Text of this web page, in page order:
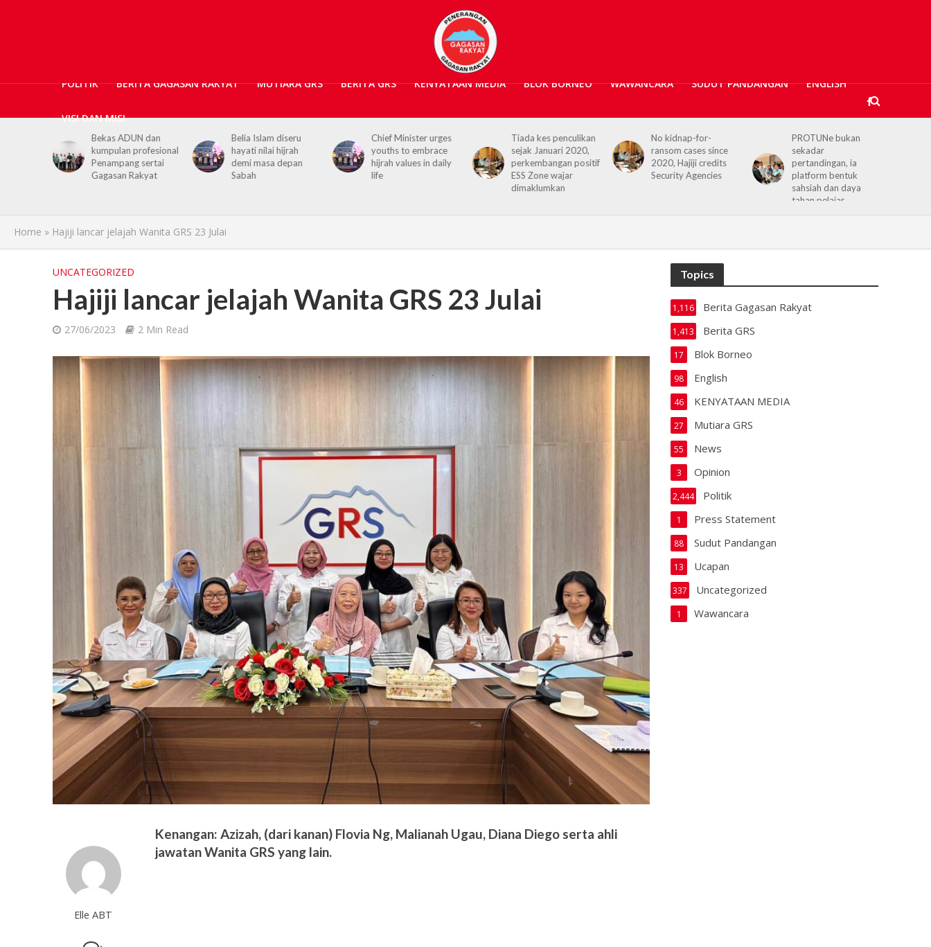
POLITIK BERITA GAGASAN RAKYAT MUTIARA GRS BERITA GRS KENYATAAN MEDIA BLOK BORNEO WAWANCARA SUDUT PANDANGAN ENGLISH
VISI DAN MISI
Belia Islam diseru
hayati nilai hijrah
demi masa depan
Sabah
Chief Minister urges
youths to embrace
hijrah values in daily
life
Tiada kes penculikan
sejak Januari 2020,
perkembangan positif
ESS Zone wajar
No kidnap-for-
ransom cases since
2020, Hajiji credits
Security Agencies
PROTUNe bukan
sekadar
pertandingan, ia
platform bentuk
Hajiji receives UK High
Commissioner,
reaffirms enduring
Sabah–UK ties
Home » Hajiji lancar jelajah Wanita GRS 23 Julai
UNCATEGORIZED
Hajiji lancar jelajah Wanita GRS 23 Julai
27/06/2023 2 Min Read
Elle ABT
Kenangan: Azizah, (dari kanan) Flovia Ng, Malianah Ugau, Diana Diego serta ahli
jawatan Wanita GRS yang lain.
Topics
Berita Gagasan Rakyat
1,116
Berita GRS
1,413
Blok Borneo
17
English
98
KENYATAAN MEDIA
46
Mutiara GRS
27
News
55
Opinion
3
Politik
2,444
Press Statement
1
Sudut Pandangan
88
Ucapan
13
Uncategorized
337
Wawancara
1